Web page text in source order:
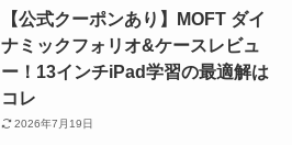
【公式クーポンあり】MOFT ダイ
ナミックフォリオ&ケースレビュ
ー！13インチiPad学習の最適解は
コレ
2026年7月19日